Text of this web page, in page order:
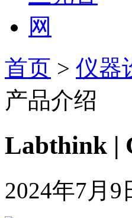
首页 > 仪器
产品介绍
Labthink |
2024年7月9